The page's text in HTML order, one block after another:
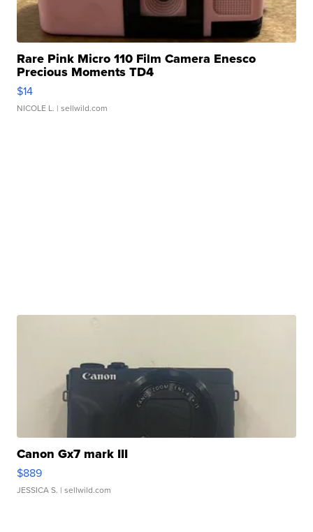
Rare Pink Micro 110 Film Camera Enesco
Precious Moments TD4
$14
NICOLE L. | sellwild.com
Canon Gx7 mark III
$889
JESSICA S. | sellwild.com